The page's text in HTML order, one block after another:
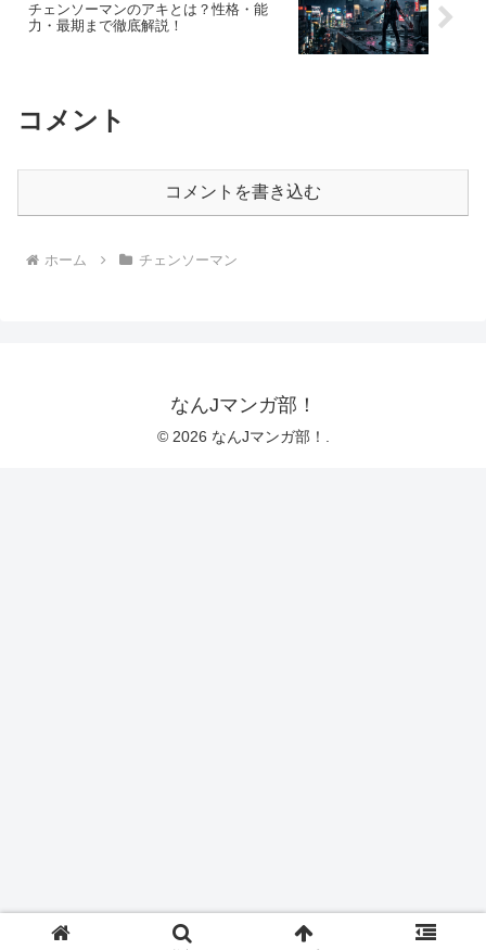
チェンソーマンのアキとは？性格・能
力・最期まで徹底解説！
コメント
コメントを書き込む
ホーム チェンソーマン
なんJマンガ部！
© 2026 なんJマンガ部！.